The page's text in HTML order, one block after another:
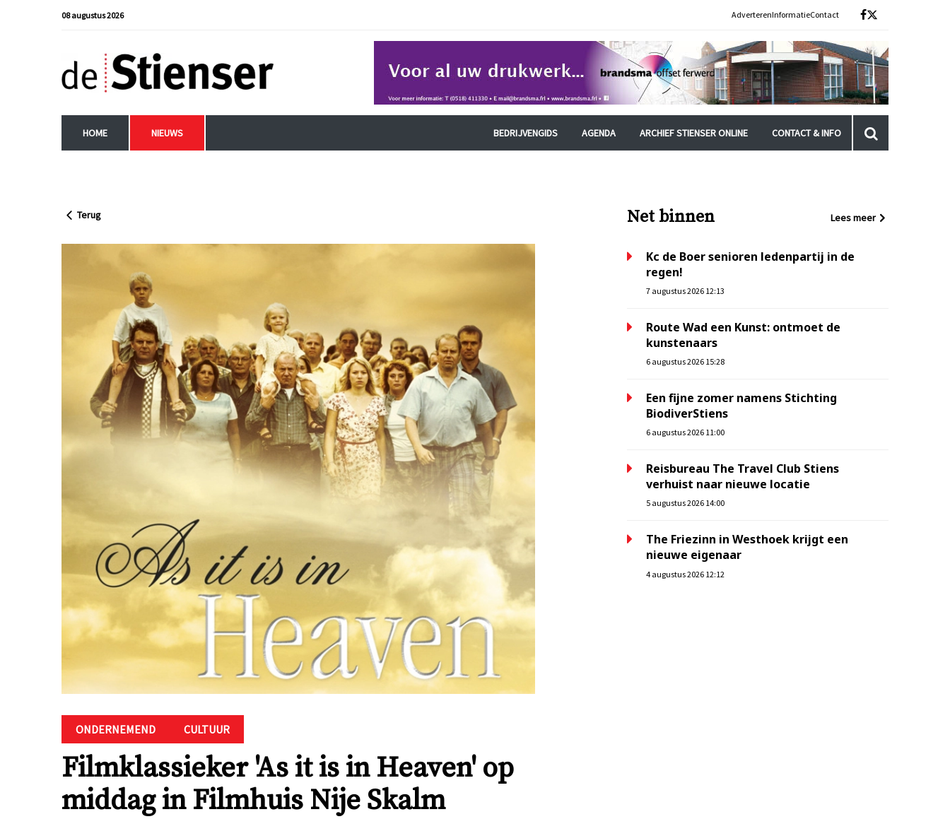
08 augustus 2026 AdverterenInformatieContact
HOME NIEUWS BEDRIJVENGIDS AGENDA ARCHIEF STIENSER ONLINE CONTACT & INFO
Terug
ONDERNEMEND CULTUUR
Filmklassieker 'As it is in Heaven' op
middag in Filmhuis Nije Skalm
Net binnen Lees meer
Kc de Boer senioren ledenpartij in de
regen!
7 augustus 2026 12:13
Route Wad een Kunst: ontmoet de
kunstenaars
6 augustus 2026 15:28
Een fijne zomer namens Stichting
BiodiverStiens
6 augustus 2026 11:00
Reisbureau The Travel Club Stiens
verhuist naar nieuwe locatie
5 augustus 2026 14:00
The Friezinn in Westhoek krijgt een
nieuwe eigenaar
4 augustus 2026 12:12